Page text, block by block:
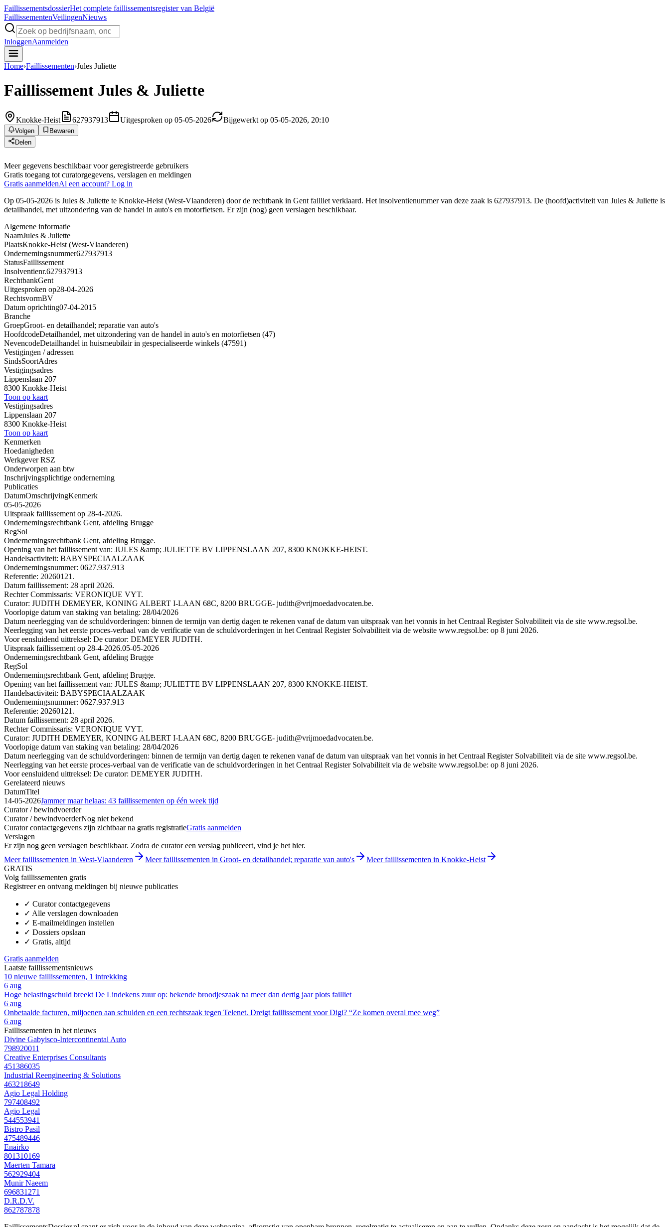
FaillissementsdossierHet complete faillissementsregister van België
FaillissementenVeilingenNieuws
InloggenAanmelden
Home›Faillissementen›Jules Juliette
Faillissement Jules & Juliette
Knokke-Heist 627937913 Uitgesproken op 05-05-2026 Bijgewerkt op 05-05-2026, 20:10
Volgen
Bewaren
Delen
Meer gegevens beschikbaar voor geregistreerde gebruikers
Gratis toegang tot curatorgegevens, verslagen en meldingen
Gratis aanmeldenAl een account? Log in
Op 05-05-2026 is Jules & Juliette te Knokke-Heist (West-Vlaanderen) door de rechtbank in Gent failliet verklaard. Het insolventienummer van deze zaak is 627937913. De (hoofd)activiteit van Jules & Juliette is
detailhandel, met uitzondering van de handel in auto's en motorfietsen. Er zijn (nog) geen verslagen beschikbaar.
Algemene informatie
NaamJules & Juliette
PlaatsKnokke-Heist (West-Vlaanderen)
Ondernemingsnummer627937913
StatusFaillissement
Insolventienr.627937913
RechtbankGent
Uitgesproken op28-04-2026
RechtsvormBV
Datum oprichting07-04-2015
Branche
GroepGroot- en detailhandel; reparatie van auto's
HoofdcodeDetailhandel, met uitzondering van de handel in auto's en motorfietsen (47)
NevencodeDetailhandel in huismeubilair in gespecialiseerde winkels (47591)
Vestigingen / adressen
SindsSoortAdres
Vestigingsadres
Lippenslaan 207
8300 Knokke-Heist
Toon op kaart
Vestigingsadres
Lippenslaan 207
8300 Knokke-Heist
Toon op kaart
Kenmerken
Hoedanigheden
Werkgever RSZ
Onderworpen aan btw
Inschrijvingsplichtige onderneming
Publicaties
DatumOmschrijvingKenmerk
05-05-2026
Uitspraak faillissement op 28-4-2026.
Ondernemingsrechtbank Gent, afdeling Brugge
RegSol
Ondernemingsrechtbank Gent, afdeling Brugge.
Opening van het faillissement van: JULES &amp; JULIETTE BV LIPPENSLAAN 207, 8300 KNOKKE-HEIST.
Handelsactiviteit: BABYSPECIAALZAAK
Ondernemingsnummer: 0627.937.913
Referentie: 20260121.
Datum faillissement: 28 april 2026.
Rechter Commissaris: VERONIQUE VYT.
Curator: JUDITH DEMEYER, KONING ALBERT I-LAAN 68C, 8200 BRUGGE- judith@vrijmoedadvocaten.be.
Voorlopige datum van staking van betaling: 28/04/2026
Datum neerlegging van de schuldvorderingen: binnen de termijn van dertig dagen te rekenen vanaf de datum van uitspraak van het vonnis in het Centraal Register Solvabiliteit via de site www.regsol.be.
Neerlegging van het eerste proces-verbaal van de verificatie van de schuldvorderingen in het Centraal Register Solvabiliteit via de website www.regsol.be: op 8 juni 2026.
Voor eensluidend uittreksel: De curator: DEMEYER JUDITH.
Uitspraak faillissement op 28-4-2026.05-05-2026
Ondernemingsrechtbank Gent, afdeling Brugge
RegSol
Ondernemingsrechtbank Gent, afdeling Brugge.
Opening van het faillissement van: JULES &amp; JULIETTE BV LIPPENSLAAN 207, 8300 KNOKKE-HEIST.
Handelsactiviteit: BABYSPECIAALZAAK
Ondernemingsnummer: 0627.937.913
Referentie: 20260121.
Datum faillissement: 28 april 2026.
Rechter Commissaris: VERONIQUE VYT.
Curator: JUDITH DEMEYER, KONING ALBERT I-LAAN 68C, 8200 BRUGGE- judith@vrijmoedadvocaten.be.
Voorlopige datum van staking van betaling: 28/04/2026
Datum neerlegging van de schuldvorderingen: binnen de termijn van dertig dagen te rekenen vanaf de datum van uitspraak van het vonnis in het Centraal Register Solvabiliteit via de site www.regsol.be.
Neerlegging van het eerste proces-verbaal van de verificatie van de schuldvorderingen in het Centraal Register Solvabiliteit via de website www.regsol.be: op 8 juni 2026.
Voor eensluidend uittreksel: De curator: DEMEYER JUDITH.
Gerelateerd nieuws
DatumTitel
14-05-2026Jammer maar helaas: 43 faillissementen op één week tijd
Curator / bewindvoerder
Curator / bewindvoerderNog niet bekend
Curator contactgegevens zijn zichtbaar na gratis registratieGratis aanmelden
Verslagen
Er zijn nog geen verslagen beschikbaar. Zodra de curator een verslag publiceert, vind je het hier.
Meer faillissementen in West-Vlaanderen
Meer faillissementen in Groot- en detailhandel; reparatie van auto's
Meer faillissementen in Knokke-Heist
GRATIS
Volg faillissementen gratis
Registreer en ontvang meldingen bij nieuwe publicaties
✓ Curator contactgegevens
✓ Alle verslagen downloaden
✓ E-mailmeldingen instellen
✓ Dossiers opslaan
✓ Gratis, altijd
Gratis aanmelden
Laatste faillissementsnieuws
10 nieuwe faillissementen, 1 intrekking
6 aug
Hoge belastingschuld breekt De Lindekens zuur op: bekende broodjeszaak na meer dan dertig jaar plots failliet
6 aug
Onbetaalde facturen, miljoenen aan schulden en een rechtszaak tegen Telenet. Dreigt faillissement voor Digi? “Ze komen overal mee weg”
6 aug
Faillissementen in het nieuws
Divine Gabyisco-Intercontinental Auto
798920011
Creative Enterprises Consultants
451386035
Industrial Reengineering & Solutions
463218649
Agio Legal Holding
797408492
Agio Legal
544553941
Bistro Pasil
475489446
Enairko
801310169
Maerten Tamara
562929404
Munir Naeem
696831271
D.R.D.V.
862787878